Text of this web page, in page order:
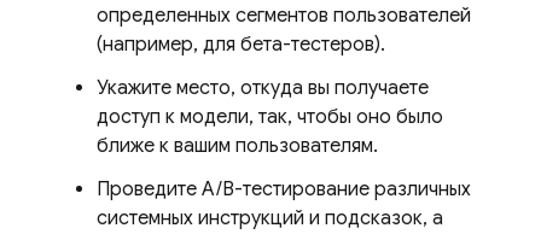
определенных сегментов пользователей
(например, для бета-тестеров).
Укажите место, откуда вы получаете
доступ к модели, так, чтобы оно было
ближе к вашим пользователям.
Проведите A/B-тестирование различных
системных инструкций и подсказок, а